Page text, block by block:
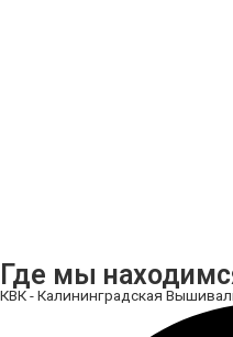
Где мы
КВК - Калининградская